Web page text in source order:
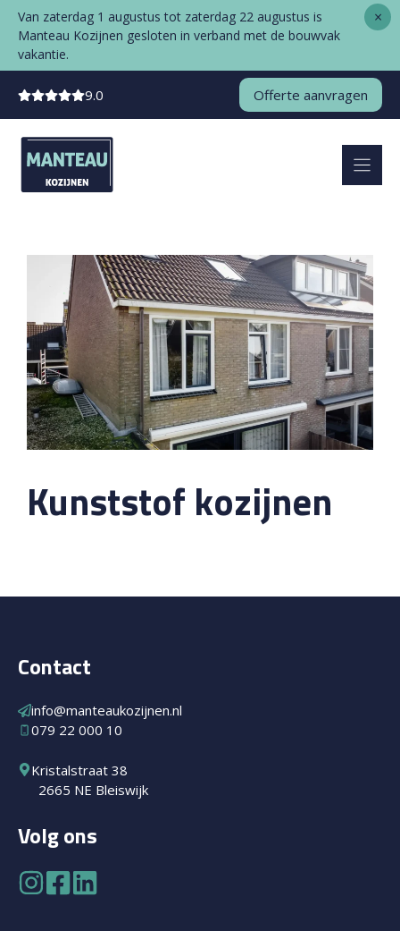
naar
inhoud
Van zaterdag 1 augustus tot zaterdag 22 augustus is
Manteau Kozijnen gesloten in verband met de bouwvak
vakantie.
×
9.0 Offerte aanvragen
Kunststof kozijnen
Contact
info@manteaukozijnen.nl
079 22 000 10
Kristalstraat 38
2665 NE Bleiswijk
Volg ons